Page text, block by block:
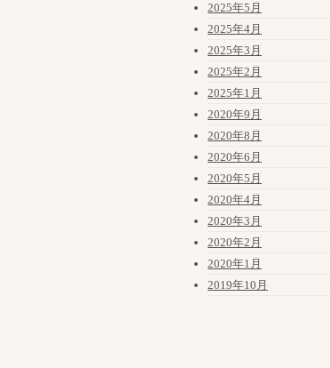
2025年5月
2025年4月
2025年3月
2025年2月
2025年1月
2020年9月
2020年8月
2020年6月
2020年5月
2020年4月
2020年3月
2020年2月
2020年1月
2019年10月